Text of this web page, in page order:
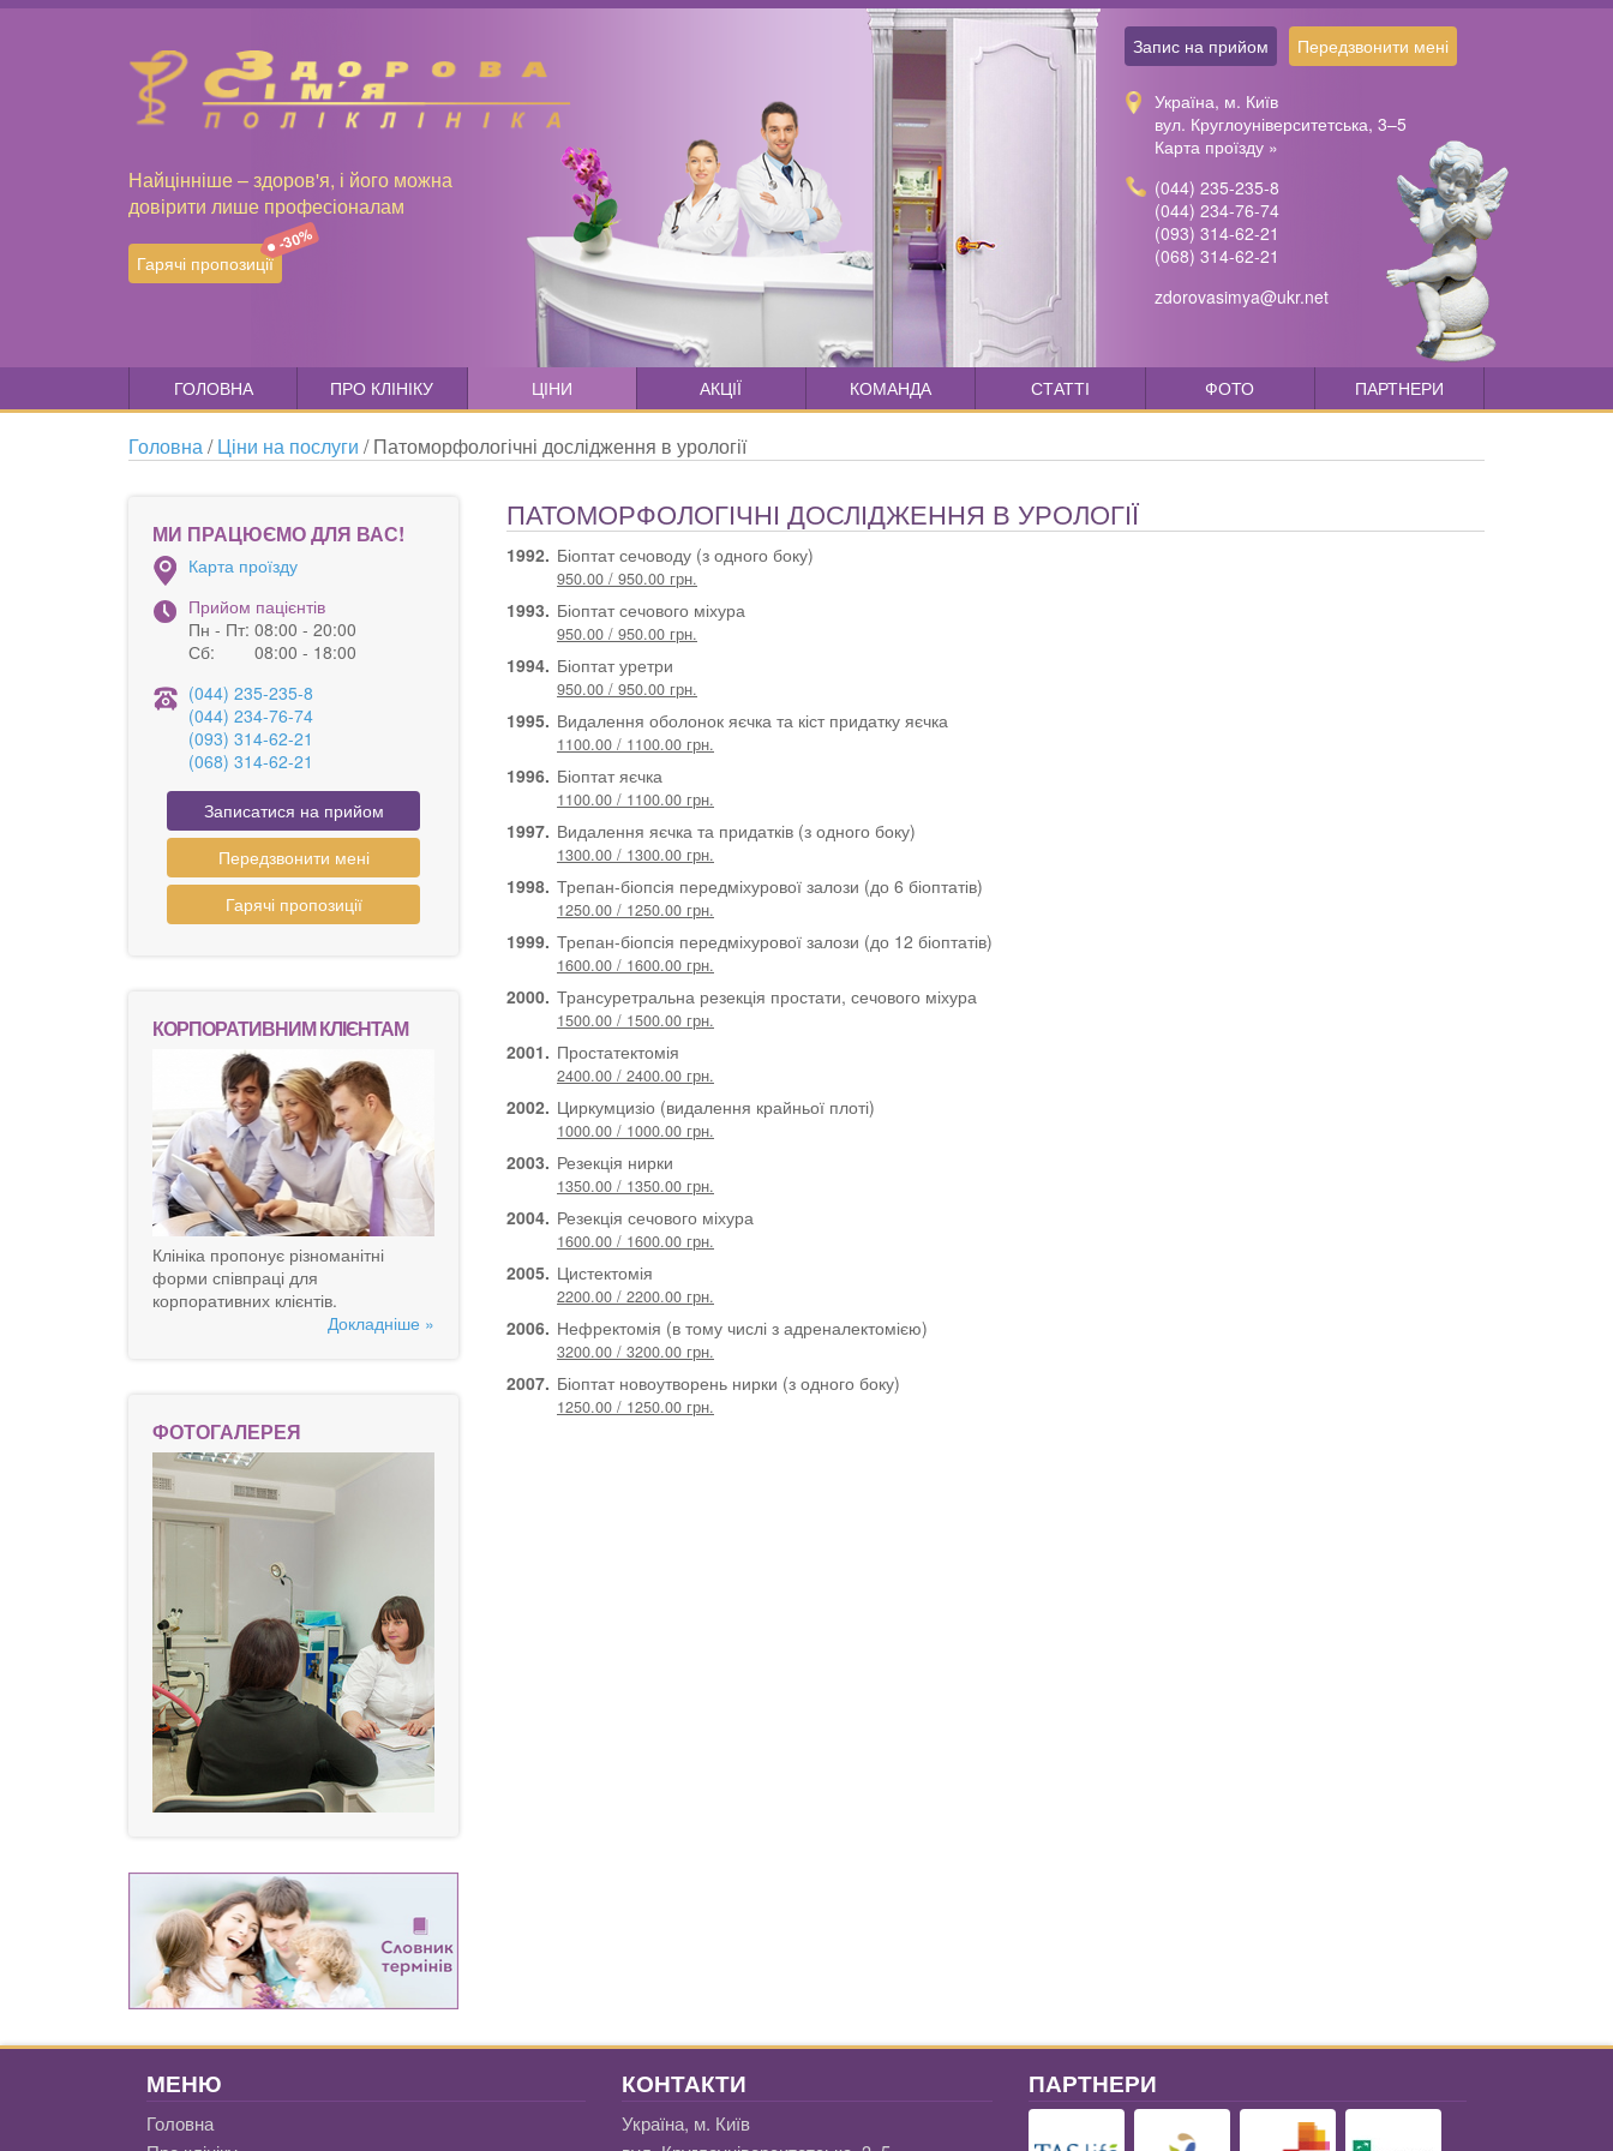
Найцінніше – здоров'я, і його можна
довірити лише професіоналам
Гарячі пропозиції
-30%
Запис на прийом Передзвонити мені
Україна, м. Київ
вул. Круглоуніверситетська, 3–5
Карта проїзду »
(044) 235-235-8
(044) 234-76-74
(093) 314-62-21
(068) 314-62-21
zdorovasimya@ukr.net
ГОЛОВНА ПРО КЛІНІКУ ЦІНИ АКЦІЇ КОМАНДА СТАТТІ ФОТО ПАРТНЕРИ
Головна/Ціни на послуги /Патоморфологічні дослідження в урології
ПАТОМОРФОЛОГІЧНІ ДОСЛІДЖЕННЯ В УРОЛОГІЇ
1992. Біоптат сечоводу (з одного боку)
950.00 / 950.00 грн.
1993. Біоптат сечового міхура
950.00 / 950.00 грн.
1994. Біоптат уретри
950.00 / 950.00 грн.
1995. Видалення оболонок яєчка та кіст придатку яєчка
1100.00 / 1100.00 грн.
1996. Біоптат яєчка
1100.00 / 1100.00 грн.
1997. Видалення яєчка та придатків (з одного боку)
1300.00 / 1300.00 грн.
1998. Трепан-біопсія передміхурової залози (до 6 біоптатів)
1250.00 / 1250.00 грн.
1999. Трепан-біопсія передміхурової залози (до 12 біоптатів)
1600.00 / 1600.00 грн.
2000. Трансуретральна резекція простати, сечового міхура
1500.00 / 1500.00 грн.
2001. Простатектомія
2400.00 / 2400.00 грн.
2002. Циркумцизіо (видалення крайньої плоті)
1000.00 / 1000.00 грн.
2003. Резекція нирки
1350.00 / 1350.00 грн.
2004. Резекція сечового міхура
1600.00 / 1600.00 грн.
2005. Цистектомія
2200.00 / 2200.00 грн.
2006. Нефректомія (в тому числі з адреналектомією)
3200.00 / 3200.00 грн.
2007. Біоптат новоутворень нирки (з одного боку)
1250.00 / 1250.00 грн.
МИ ПРАЦЮЄМО ДЛЯ ВАС!
Карта проїзду
Прийом пацієнтів
Пн - Пт: 08:00 - 20:00
Сб:
08:00 - 18:00
(044) 235-235-8
(044) 234-76-74
(093) 314-62-21
(068) 314-62-21
Записатися на прийом
Передзвонити мені
Гарячі пропозиції
КОРПОРАТИВНИМ КЛІЄНТАМ
Клініка пропонує різноманітні
форми співпраці для
корпоративних клієнтів.
Докладніше »
ФОТОГАЛЕРЕЯ
МЕНЮ
Головна
КОНТАКТИ
Україна, м. Київ
ПАРТНЕРИ